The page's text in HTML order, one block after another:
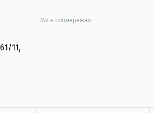
61/11,
Ми в соцмережах: